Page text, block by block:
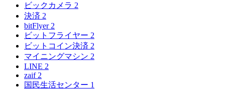
ビックカメラ 2
決済 2
bitFlyer 2
ビットフライヤー 2
ビットコイン決済 2
マイニングマシン 2
LINE 2
zaif 2
国民生活センター 1